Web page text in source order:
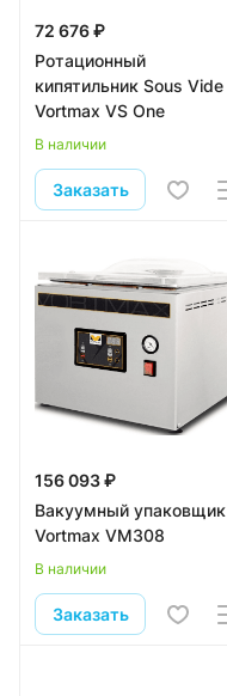
72 676 ₽
Ротационный
кипятильник Sous Vide
Vortmax VS One
В наличии
Заказать
156 093 ₽
Вакуумный упаковщик
Vortmax VM308
В наличии
Заказать